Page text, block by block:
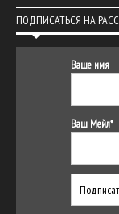
ПОДПИСАТЬСЯ НА
Ваше имя
Ваш Мейл*